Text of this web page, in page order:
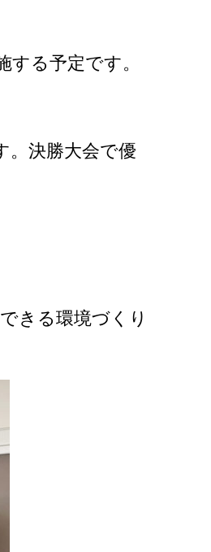
る予定です。
。決勝大会で優
きる環境づくり